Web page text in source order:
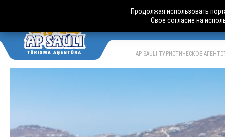
AP SAULI ТУРИСТИЧЕСКОЕ
Продолжая использовать
Свое согласие на